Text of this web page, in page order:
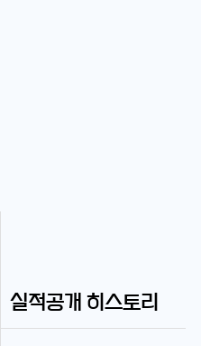
실적공개 히스토리